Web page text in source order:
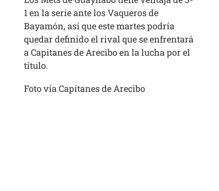
1 en la serie ante los Vaqueros de
Bayamón, así que este martes podría
quedar definido el rival que se enfrentará
a Capitanes de Arecibo en la lucha por el
título.
Foto vía Capitanes de Arecibo